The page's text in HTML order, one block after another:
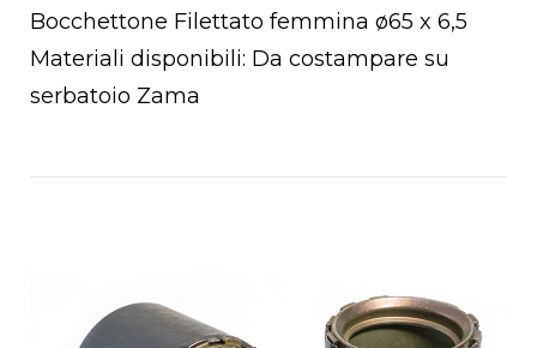
Bocchettone Filettato femmina ø65 x 6,5
Materiali disponibili: Da costampare su
serbatoio Zama